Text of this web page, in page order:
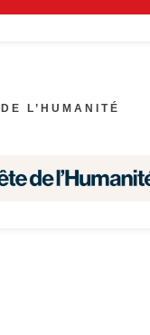
L’HUMANITÉ